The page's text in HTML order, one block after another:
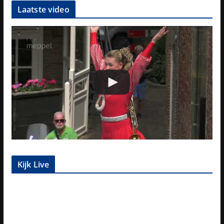
Laatste video
Kijk Live